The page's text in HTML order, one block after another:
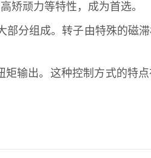
矫顽力等特性，成为首选。
分组成。转子由特殊的磁
输出。这种控制方式的特